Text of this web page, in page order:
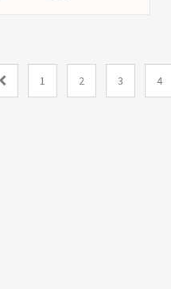
1 2 3 4